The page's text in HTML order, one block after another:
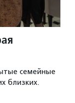
семейные
близких.